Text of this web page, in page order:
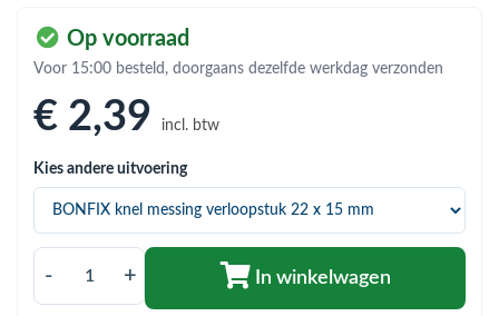
(Installatiemateriaal)
(Sanitair)
(Verwarming, kachels & ketels)
(Warmtepompen en warmtepompboilers)
Op voorraad
Voor 15:00 besteld, doorgaans dezelfde werkdag verzonden
€ 2,39 incl. btw
Kies andere uitvoering
- + In winkelwagen